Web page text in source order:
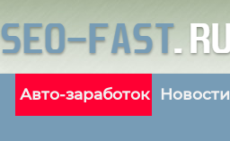
Авто-заработок Новости